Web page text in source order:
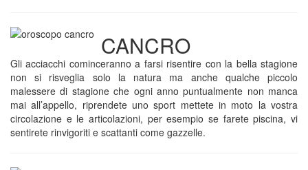
CANCRO
Gli acciacchi cominceranno a farsi risentire con la bella stagione
non si risveglia solo la natura ma anche qualche piccolo
malessere di stagione che ogni anno puntualmente non manca
mai all’appello, riprendete uno sport mettete in moto la vostra
circolazione e le articolazioni, per esempio se farete piscina, vi
sentirete rinvigoriti e scattanti come gazzelle.